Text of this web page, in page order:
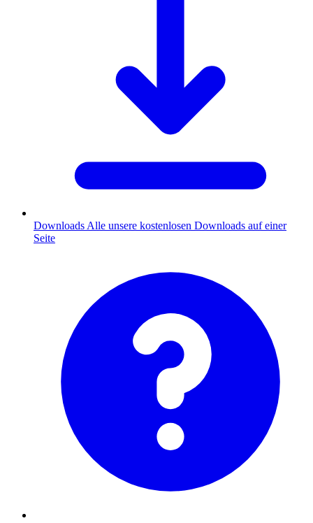
Downloads Alle unsere kostenlosen Downloads auf einer
Seite